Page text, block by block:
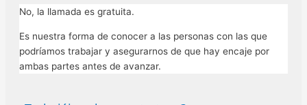
No, la llamada es gratuita.
Es nuestra forma de conocer a las personas con las que
podríamos trabajar y asegurarnos de que hay encaje por
ambas partes antes de avanzar.